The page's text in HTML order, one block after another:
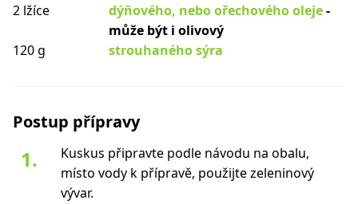
2 lžíce
dýňového, nebo ořechového oleje-
může být i olivový
120 g
strouhaného sýra
Postup přípravy
Kuskus připravte podle návodu na obalu,
místo vody k přípravě, použijte zeleninový
vývar.